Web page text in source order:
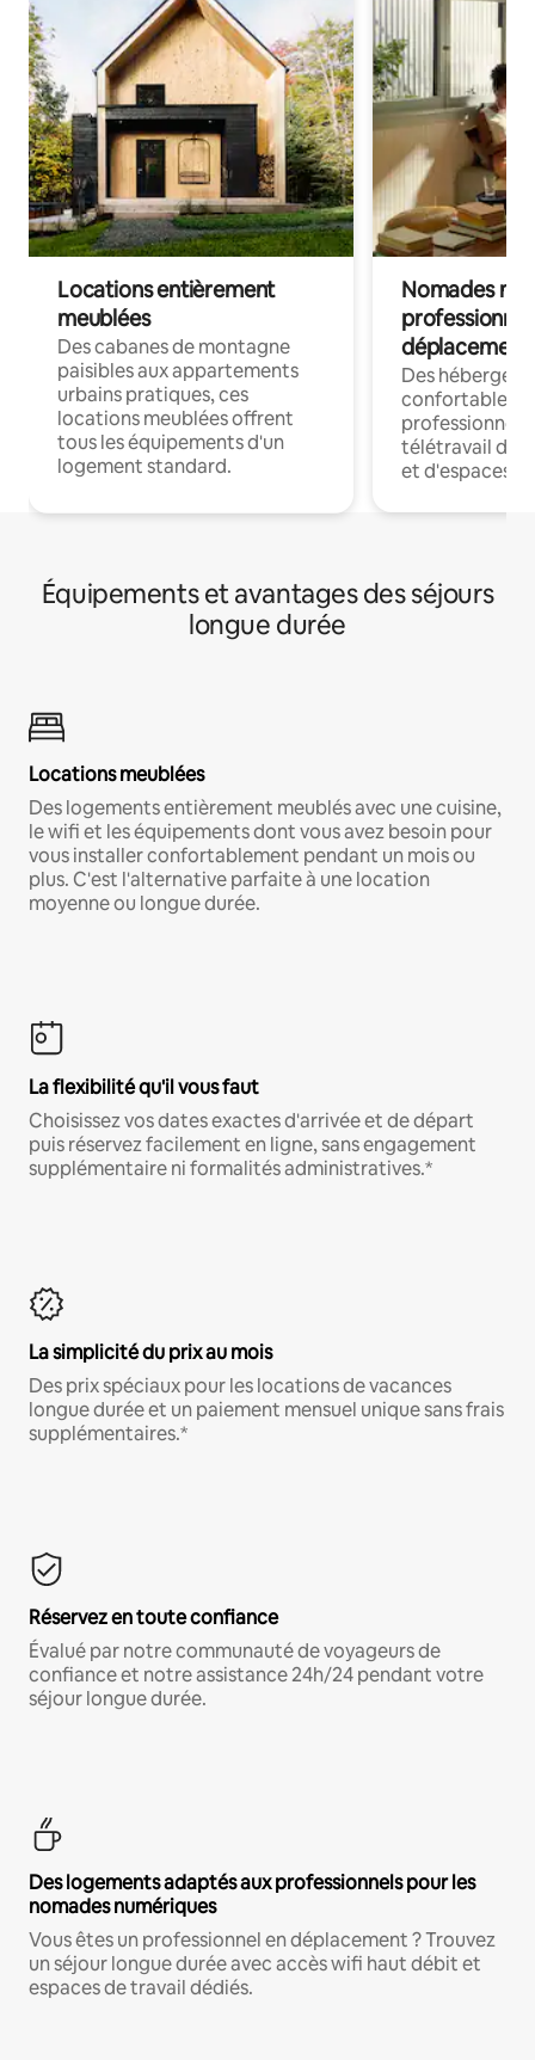
Locations entièrement
meublées
Des cabanes de montagne
paisibles aux appartements
urbains pratiques, ces
locations meublées offrent
tous les équipements d'un
logement standard.
Nomades
déplacement
Des
confortables
professionnels
télétravail
et d'espaces
Équipements et avantages des séjours
longue durée
Locations meublées
Des logements entièrement meublés avec une cuisine,
le wifi et les équipements dont vous avez besoin pour
vous installer confortablement pendant un mois ou
plus. C'est l'alternative parfaite à une location
moyenne ou longue durée.
La flexibilité qu'il vous faut
Choisissez vos dates exactes d'arrivée et de départ
puis réservez facilement en ligne, sans engagement
supplémentaire ni formalités administratives.*
La simplicité du prix au mois
Des prix spéciaux pour les locations de vacances
longue durée et un paiement mensuel unique sans frais
supplémentaires.*
Réservez en toute confiance
Évalué par notre communauté de voyageurs de
confiance et notre assistance 24h/24 pendant votre
séjour longue durée.
Des logements adaptés aux professionnels pour les
nomades numériques
Vous êtes un professionnel en déplacement ? Trouvez
un séjour longue durée avec accès wifi haut débit et
espaces de travail dédiés.